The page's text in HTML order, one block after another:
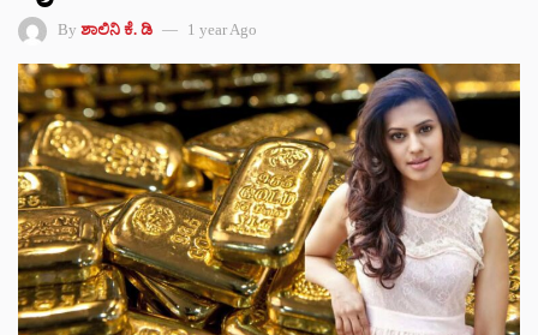
By ಶಾಲಿನಿ ಕೆ. ಡಿ 1 year Ago